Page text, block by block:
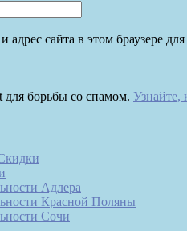
адрес сайта в этом браузере
для борьбы со спамом. Узнайте,
Адлера
Красной Поляны
Сочи